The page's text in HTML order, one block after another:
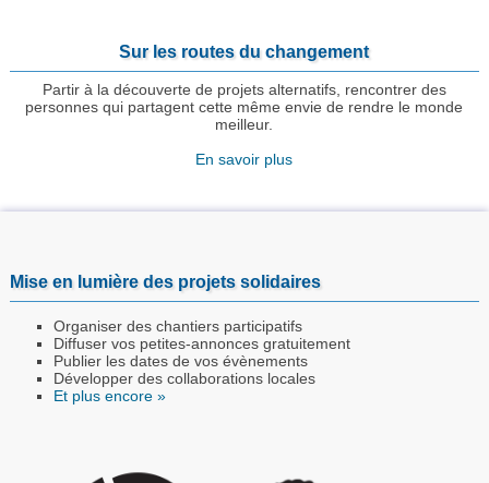
Sur les routes du changement
Partir à la découverte de projets alternatifs, rencontrer des
personnes qui partagent cette même envie de rendre le monde
meilleur.
En savoir plus
Mise en lumière des projets solidaires
Organiser des chantiers participatifs
Diffuser vos petites-annonces gratuitement
Publier les dates de vos évènements
Développer des collaborations locales
Et plus encore »